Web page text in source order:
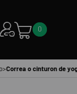
0
>Correa o cinturon de